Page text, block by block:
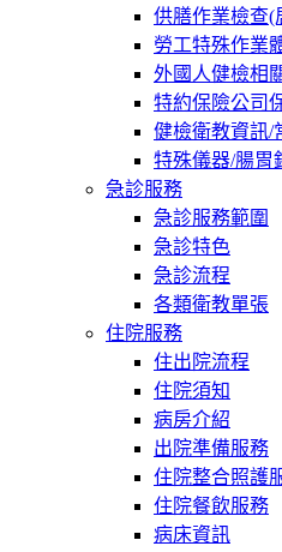
供膳作業檢查(
勞工特殊作業
外國人健檢相
特約保險公司
健檢衛教資訊/
特殊儀器/腸胃
急診服務
急診服務範圍
急診特色
急診流程
各類衛教單張
住院服務
住出院流程
住院須知
病房介紹
出院準備服務
住院整合照護
住院餐飲服務
病床資訊